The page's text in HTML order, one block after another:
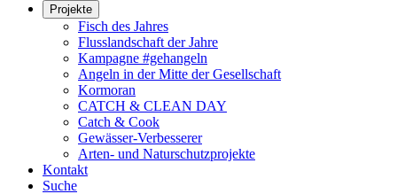
Projekte
Fisch des Jahres
Flusslandschaft der Jahre
Kampagne #gehangeln
Angeln in der Mitte der Gesellschaft
Kormoran
CATCH & CLEAN DAY
Catch & Cook
Gewässer-Verbesserer
Arten- und Naturschutzprojekte
Kontakt
Suche